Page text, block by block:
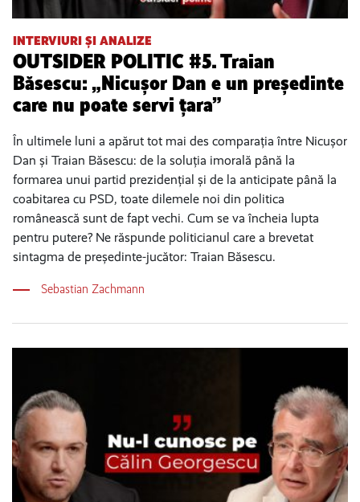
INTERVIURI ȘI ANALIZE
OUTSIDER POLITIC #5. Traian
Băsescu: „Nicușor Dan e un președinte
care nu poate servi țara”
În ultimele luni a apărut tot mai des comparația între Nicușor
Dan și Traian Băsescu: de la soluția imorală până la
formarea unui partid prezidențial și de la anticipate până la
coabitarea cu PSD, toate dilemele noi din politica
românească sunt de fapt vechi. Cum se va încheia lupta
pentru putere? Ne răspunde politicianul care a brevetat
sintagma de președinte-jucător: Traian Băsescu.
Sebastian Zachmann